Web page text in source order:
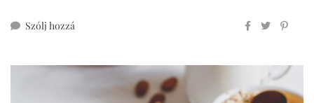
Szólj hozzá
granola
vörösáfonyával